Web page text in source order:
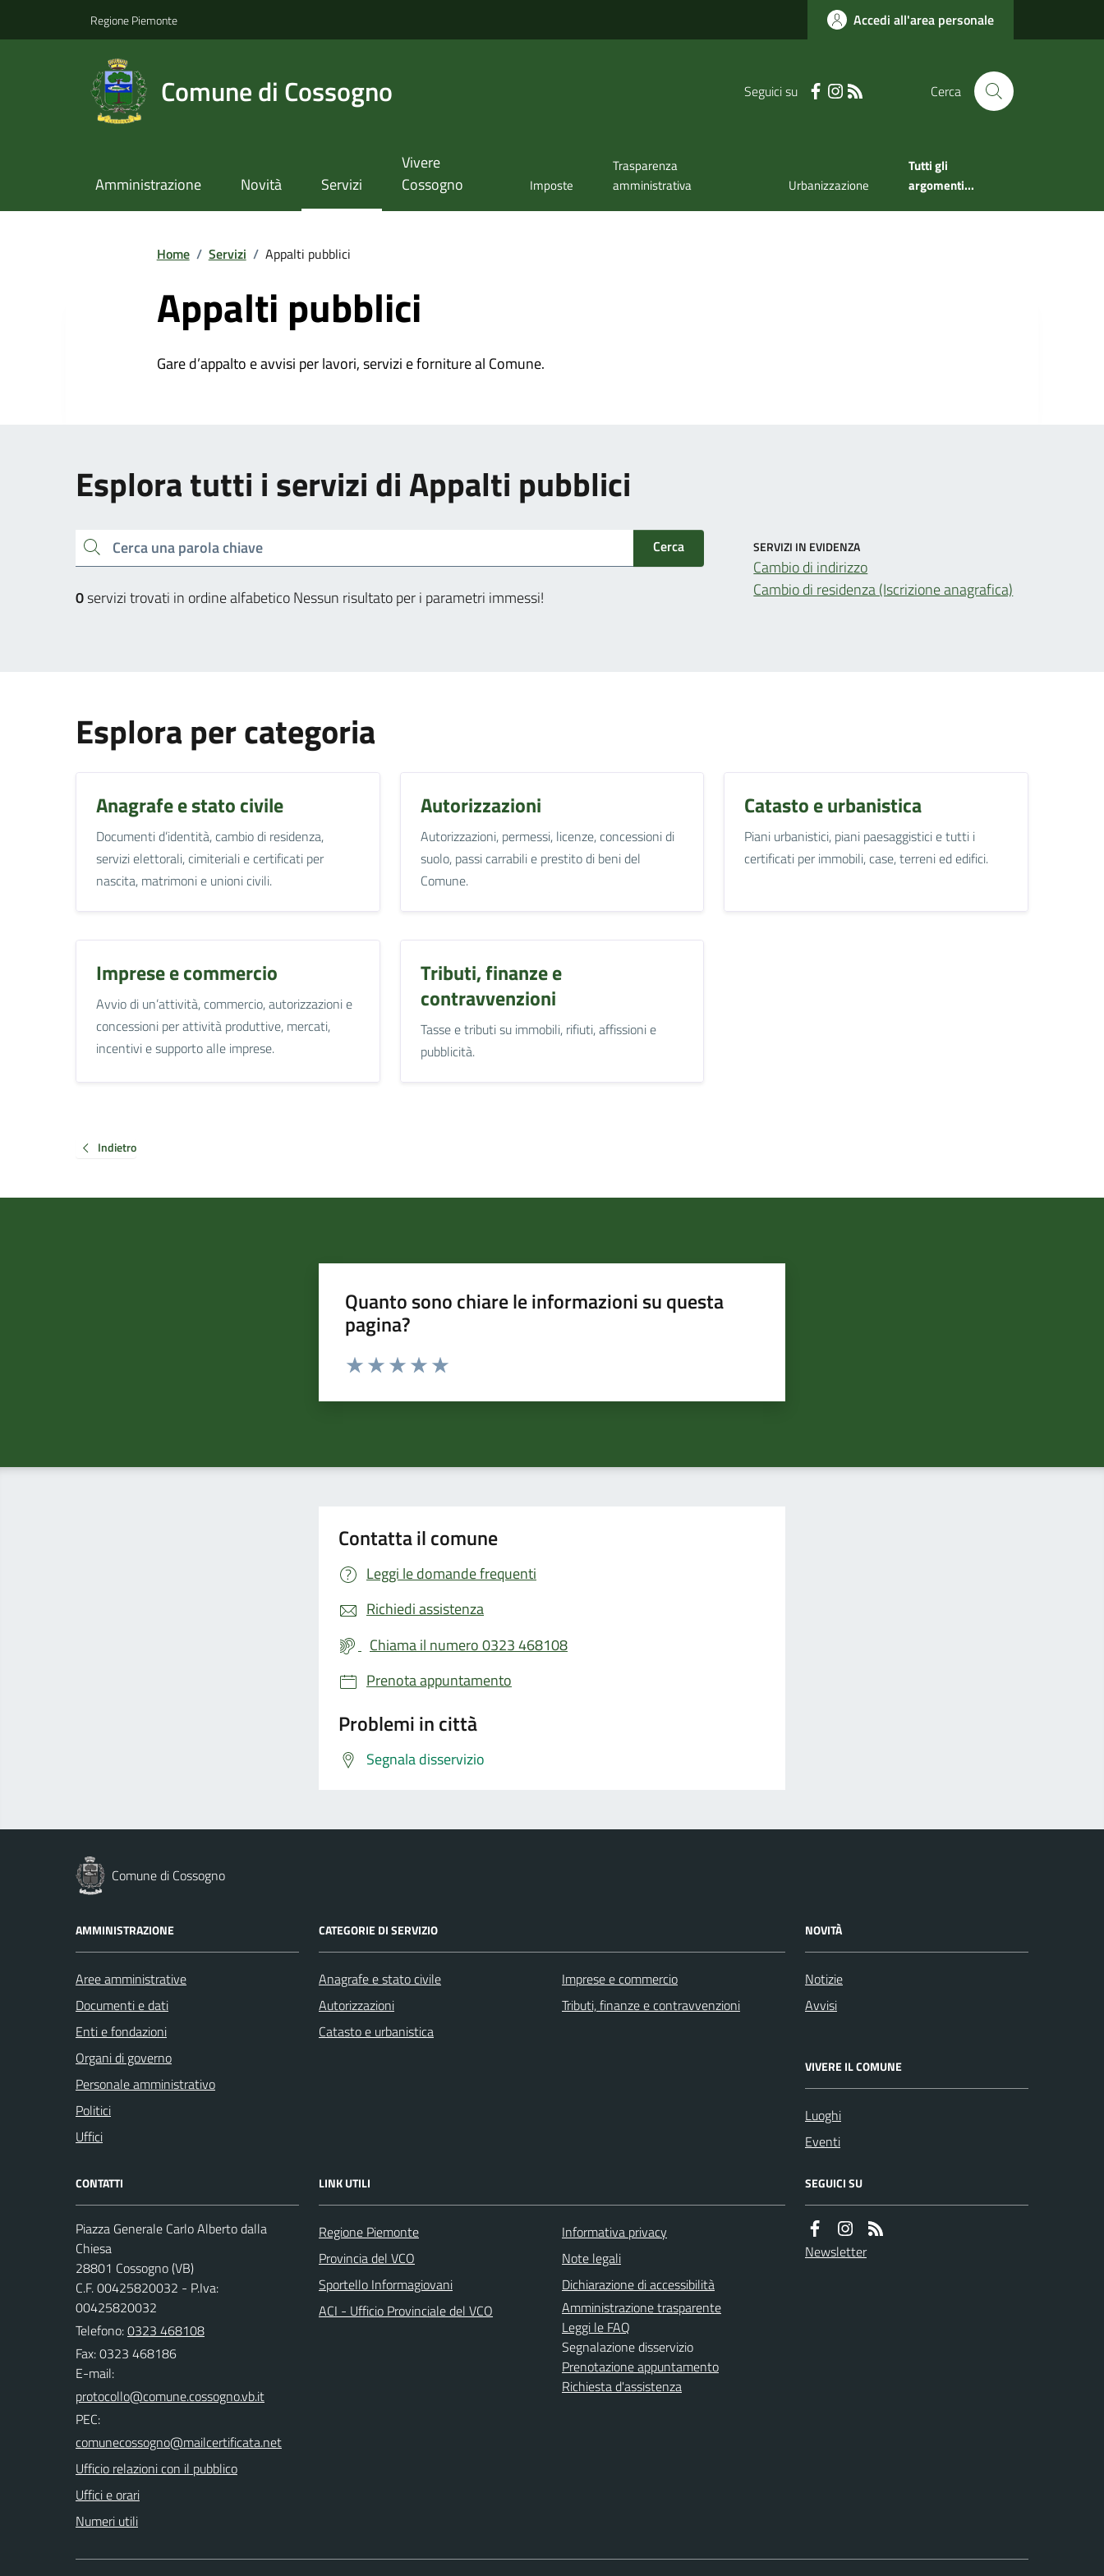
Regione Piemonte Accedi all'area personale
Comune di Cossogno Seguici su Cerca
Amministrazione Novità Servizi
Vivere
Cossogno
Imposte
Trasparenza
amministrativa
Urbanizzazione
Tutti gli
argomenti...
Home / Servizi / Appalti pubblici
Appalti pubblici
Gare d’appalto e avvisi per lavori, servizi e forniture al Comune.
Esplora tutti i servizi di Appalti pubblici
Cerca una parola chiave Cerca
0servizi trovati in ordine alfabeticoNessun risultato per i parametri immessi!
SERVIZI IN EVIDENZA
Cambio di indirizzo
Cambio di residenza (Iscrizione anagrafica)
Esplora per categoria
Anagrafe e stato civile
Documenti d’identità, cambio di residenza,
servizi elettorali, cimiteriali e certificati per
nascita, matrimoni e unioni civili.
Autorizzazioni
Autorizzazioni, permessi, licenze, concessioni di
suolo, passi carrabili e prestito di beni del
Comune.
Catasto e urbanistica
Piani urbanistici, piani paesaggistici e tutti i
certificati per immobili, case, terreni ed edifici.
Imprese e commercio
Avvio di un’attività, commercio, autorizzazioni e
concessioni per attività produttive, mercati,
incentivi e supporto alle imprese.
Tributi, finanze e
contravvenzioni
Tasse e tributi su immobili, rifiuti, affissioni e
pubblicità.
Indietro
Quanto sono chiare le informazioni su questa
pagina?
Valuta da 1 a 5 stelle la pagina
Contatta il comune
Leggi le domande frequenti
Richiedi assistenza
Chiama il numero 0323 468108
Prenota appuntamento
Problemi in città
Segnala disservizio
Comune di Cossogno
AMMINISTRAZIONE
Aree amministrative
Documenti e dati
Enti e fondazioni
Organi di governo
Personale amministrativo
Politici
Uffici
CATEGORIE DI SERVIZIO
Anagrafe e stato civile
Autorizzazioni
Catasto e urbanistica
Imprese e commercio
Tributi, finanze e contravvenzioni
NOVITÀ
Notizie
Avvisi
VIVERE IL COMUNE
Luoghi
Eventi
CONTATTI
Piazza Generale Carlo Alberto dalla
Chiesa
28801 Cossogno (VB)
C.F. 00425820032 - P.Iva:
00425820032
Telefono:0323 468108
Fax: 0323 468186
E-mail:
PEC:
Ufficio relazioni con il pubblico
Uffici e orari
Numeri utili
LINK UTILI
Regione Piemonte
Provincia del VCO
Sportello Informagiovani
ACI - Ufficio Provinciale del VCO
Informativa privacy
Note legali
Dichiarazione di accessibilità
Amministrazione trasparente
Leggi le FAQ
Segnalazione disservizio
Prenotazione appuntamento
Richiesta d'assistenza
SEGUICI SU
Newsletter